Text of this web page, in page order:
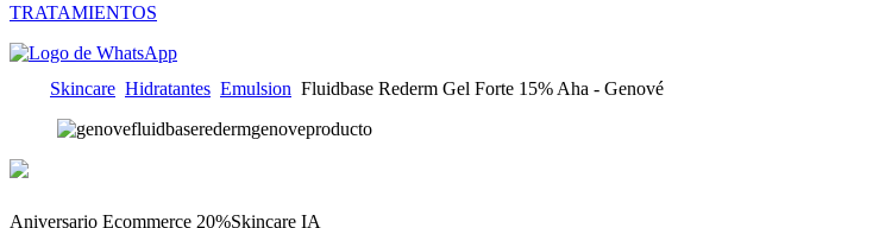
TRATAMIENTOS
Skincare Hidratantes Emulsion Fluidbase Rederm Gel Forte 15% Aha - Genové
Aniversario Ecommerce 20%Skincare IA